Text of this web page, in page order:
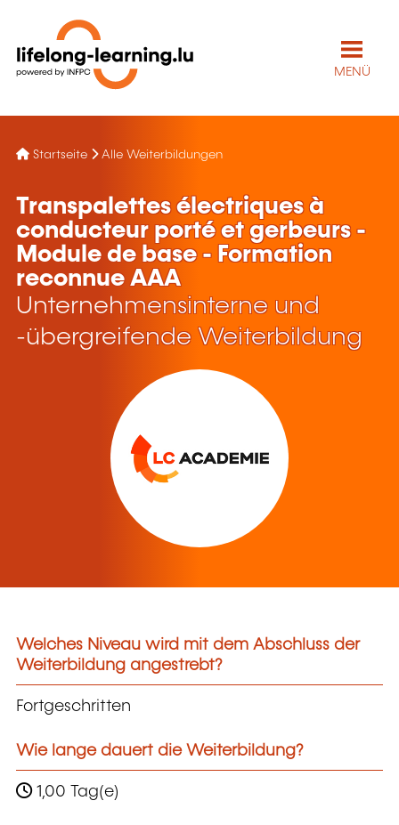
MENÜ
Startseite Alle Weiterbildungen
Transpalettes électriques à
conducteur porté et gerbeurs -
Module de base - Formation
reconnue AAA
Unternehmensinterne und
-übergreifende Weiterbildung
Welches Niveau wird mit dem Abschluss der
Weiterbildung angestrebt?
Fortgeschritten
Wie lange dauert die Weiterbildung?
1,00 Tag(e)